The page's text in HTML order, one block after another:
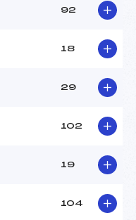
92
18
29
102
19
104